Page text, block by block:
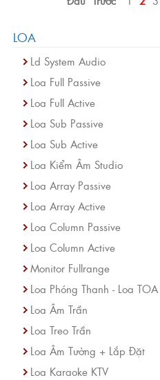
LOA
Ld System Audio
Loa Full Passive
Loa Full Active
Loa Sub Passive
Loa Sub Active
Loa Kiểm Âm Studio
Loa Array Passive
Loa Array Active
Loa Column Passive
Loa Column Active
Monitor Fullrange
Loa Phóng Thanh - Loa TOA
Loa Âm Trần
Loa Treo Trần
Loa Âm Tường + Lắp Đặt
Loa Karaoke KTV